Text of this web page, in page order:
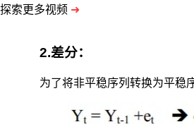
探索更多视频 ➜
2.差分：
为了将非平稳序列转换为平稳